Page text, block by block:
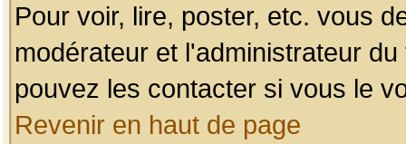
Pour voir, lire, poster, etc. vous
modérateur et l'administrateur
pouvez les contacter si vous le
Revenir en haut de page